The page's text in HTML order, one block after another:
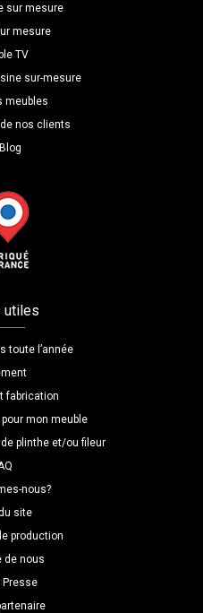
sur mesure
mesure
TV
sur-mesure
meubles
nos clients
utiles
toute l’année
fabrication
mon meuble
plinthe et/ou fileur
nous?
site
production
de nous
Presse